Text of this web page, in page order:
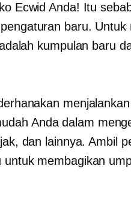
Ecwid Anda! Itu
baru. Untuk
kumpulan baru
Anda dalam
dan lainnya. Ambil
membagikan